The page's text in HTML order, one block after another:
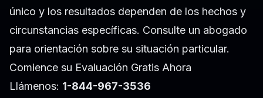
único y los resultados dependen de los hechos y
circunstancias específicas. Consulte un abogado
para orientación sobre su situación particular.
Comience su Evaluación Gratis Ahora
Llámenos: 1-844-967-3536